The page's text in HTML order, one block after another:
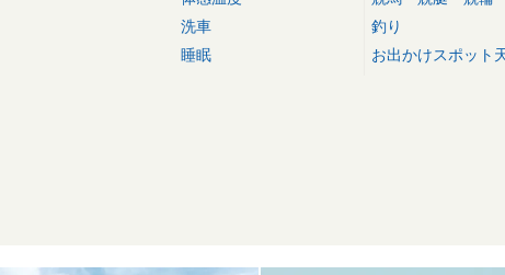
洗車
睡眠
釣り
お出かけスポット